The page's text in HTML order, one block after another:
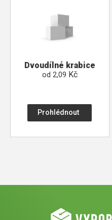
Dvoudílné krabice
od 2,09 Kč
Prohlédnout